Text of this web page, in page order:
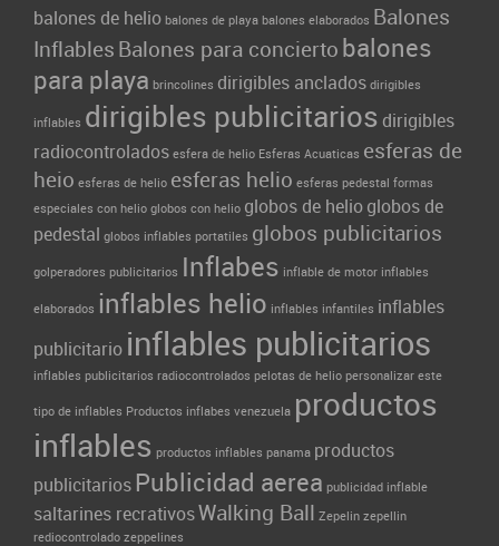
balones de helio balones de playa balones elaborados Balones
InflablesBalones para conciertobalones
para playa brincolines dirigibles anclados dirigibles
inflables dirigibles publicitarios dirigibles
radiocontrolados esfera de helio Esferas Acuaticas esferas de
heio esferas de helio esferas helio esferas pedestal formas
especiales con helio globos con helio globos de helioglobos de
pedestal globos inflables portatiles globos publicitarios
golperadores publicitarios Inflabes inflable de motor inflables
elaborados inflables helio inflables infantiles inflables
publicitario inflables publicitarios
inflables publicitarios radiocontrolados pelotas de helio personalizar este
tipo de inflables Productos inflabes venezuela productos
inflables productos inflables panama productos
publicitarios Publicidad aerea publicidad inflable
saltarines recrativosWalking Ball Zepelin zepellin
rediocontrolado zeppelines